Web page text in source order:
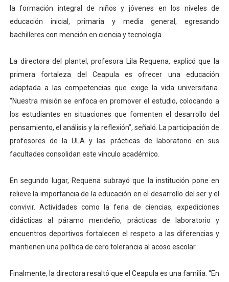
la formación integral de niños y jóvenes en los niveles de
educación inicial, primaria y media general, egresando
bachilleres con mención en ciencia y tecnología.
La directora del plantel, profesora Lila Requena, explicó que la
primera fortaleza del Ceapula es ofrecer una educación
adaptada a las competencias que exige la vida universitaria.
“Nuestra misión se enfoca en promover el estudio, colocando a
los estudiantes en situaciones que fomenten el desarrollo del
pensamiento, el análisis y la reflexión”, señaló. La participación de
profesores de la ULA y las prácticas de laboratorio en sus
facultades consolidan este vínculo académico.
En segundo lugar, Requena subrayó que la institución pone en
relieve la importancia de la educación en el desarrollo del ser y el
convivir. Actividades como la feria de ciencias, expediciones
didácticas al páramo merideño, prácticas de laboratorio y
encuentros deportivos fortalecen el respeto a las diferencias y
mantienen una política de cero tolerancia al acoso escolar.
Finalmente, la directora resaltó que el Ceapula es una familia. “En